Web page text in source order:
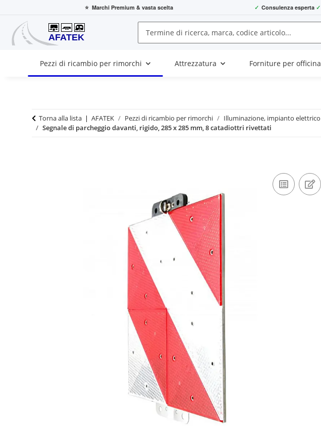
⭐ Marchi Premium & vasta scelta ✓ Consulenza esperta ✓
Pezzi di ricambio per rimorchi Attrezzatura Forniture per officina
Torna alla lista AFATEK Pezzi di ricambio per rimorchi Illuminazione, impianto elettrico
Segnale di parcheggio davanti, rigido, 285 x 285 mm, 8 catadiottri rivettati